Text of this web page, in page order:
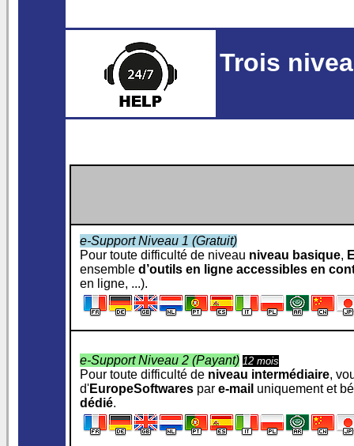
Trois
e-Support Niveau 1 (Gratuit)
Pour toute difficulté de niveau niveau basique,
ensemble d’outils en ligne accessibles en
en ligne, ...).
e-Support Niveau 2 (Payant) 12 mois
Pour toute difficulté de niveau intermédiaire,
d'EuropeSoftwares par e‑mail uniquement et
dédié.